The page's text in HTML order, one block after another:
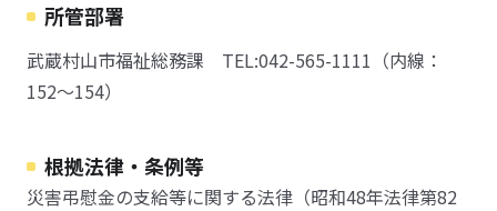
所管部署
武蔵村山市福祉総務課 TEL:042-565-1111（内線：
152～154）
根拠法律・条例等
災害弔慰金の支給等に関する法律（昭和48年法律第82